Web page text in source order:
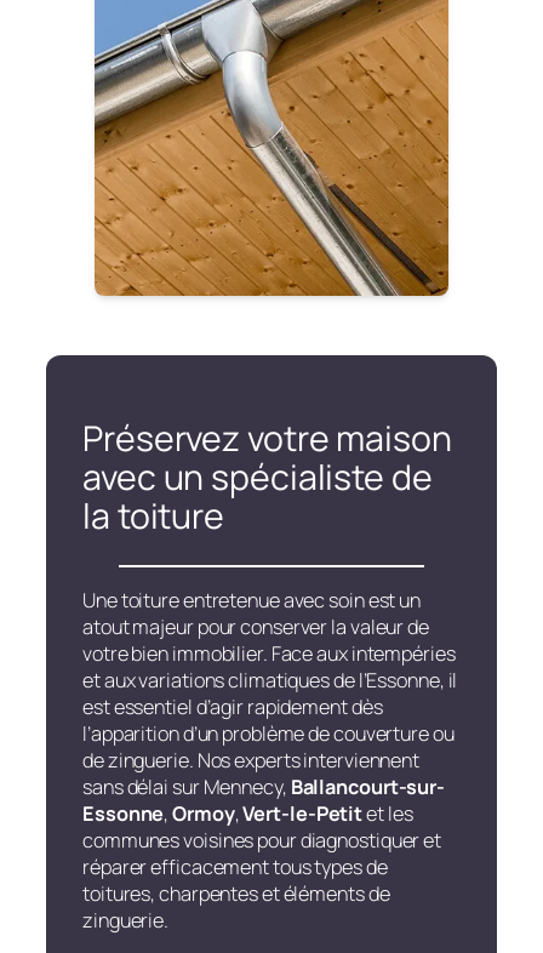
Préservez votre maison
avec un spécialiste de
la toiture
Une toiture entretenue avec soin est un
atout majeur pour conserver la valeur de
votre bien immobilier. Face aux intempéries
et aux variations climatiques de l’Essonne, il
est essentiel d’agir rapidement dès
l’apparition d’un problème de couverture ou
de zinguerie. Nos experts interviennent
sans délai sur Mennecy, Ballancourt-sur-
Essonne,Ormoy,Vert-le-Petitet les
communes voisines pour diagnostiquer et
réparer efficacement tous types de
toitures, charpentes et éléments de
zinguerie.